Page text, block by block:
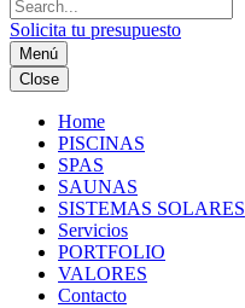
Solicita tu presupuesto
Menú
Close
Home
PISCINAS
SPAS
SAUNAS
SISTEMAS SOLARES
Servicios
PORTFOLIO
VALORES
Contacto